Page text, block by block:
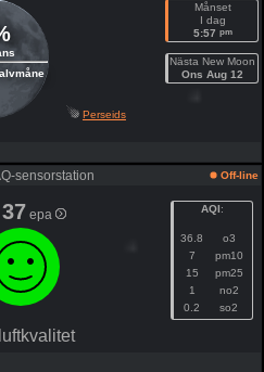
Månset
I dag
5:57 pm
Nästa New Moon
Ons Aug 12
Perseids
sensorstation Off-line
37 epa AQI:
36.8
o3
7
pm10
15
pm25
1
no2
0.2
so2